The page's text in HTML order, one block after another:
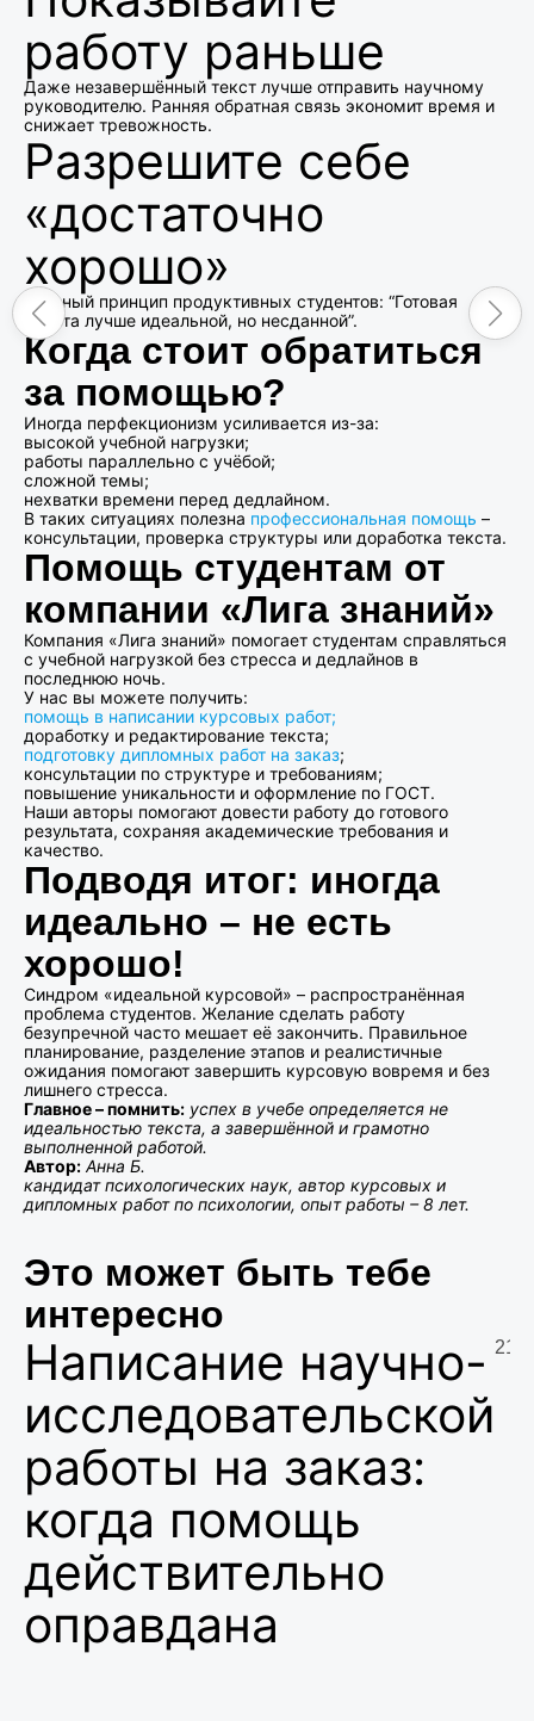
работу раньше
Даже незавершённый текст лучше отправить научному
руководителю. Ранняя обратная связь экономит время и
снижает тревожность.
Разрешите себе
«достаточно
хорошо»
Главный принцип продуктивных студентов: “Готовая
работа лучше идеальной, но несданной”.
Когда стоит обратиться
за помощью?
Иногда перфекционизм усиливается из-за:
высокой учебной нагрузки;
работы параллельно с учёбой;
сложной темы;
нехватки времени перед дедлайном.
В таких ситуациях полезна профессиональная помощь –
консультации, проверка структуры или доработка текста.
Помощь студентам от
компании «Лига знаний»
Компания «Лига знаний» помогает студентам справляться
с учебной нагрузкой без стресса и дедлайнов в
последнюю ночь.
У нас вы можете получить:
помощь в написании курсовых работ;
доработку и редактирование текста;
подготовку дипломных работ на заказ;
консультации по структуре и требованиям;
повышение уникальности и оформление по ГОСТ.
Наши авторы помогают довести работу до готового
результата, сохраняя академические требования и
качество.
Подводя итог: иногда
идеально – не есть
хорошо!
Синдром «идеальной курсовой» – распространённая
проблема студентов. Желание сделать работу
безупречной часто мешает её закончить. Правильное
планирование, разделение этапов и реалистичные
ожидания помогают завершить курсовую вовремя и без
лишнего стресса.
Главное – помнить: успех в учебе определяется не
идеальностью текста, а завершённой и грамотно
выполненной работой.
Автор: Анна Б.
кандидат психологических наук, автор курсовых и
дипломных работ по психологии, опыт работы – 8 лет.
Это может быть тебе
интересно
Написание научно-
исследовательской
работы на заказ:
когда помощь
действительно
оправдана